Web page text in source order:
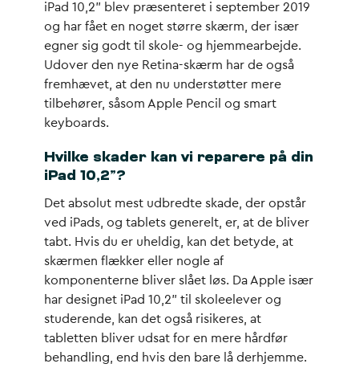
iPad 10,2” blev præsenteret i september 2019
og har fået en noget større skærm, der især
egner sig godt til skole- og hjemmearbejde.
Udover den nye Retina-skærm har de også
fremhævet, at den nu understøtter mere
tilbehører, såsom Apple Pencil og smart
keyboards.
Hvilke skader kan vi reparere på din
iPad 10,2”?
Det absolut mest udbredte skade, der opstår
ved iPads, og tablets generelt, er, at de bliver
tabt. Hvis du er uheldig, kan det betyde, at
skærmen flækker eller nogle af
komponenterne bliver slået løs. Da Apple især
har designet iPad 10,2” til skoleelever og
studerende, kan det også risikeres, at
tabletten bliver udsat for en mere hårdfør
behandling, end hvis den bare lå derhjemme.